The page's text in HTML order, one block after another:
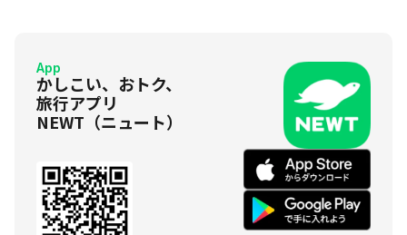
App
かしこい、おトク、
旅行アプリ
NEWT（ニュート）